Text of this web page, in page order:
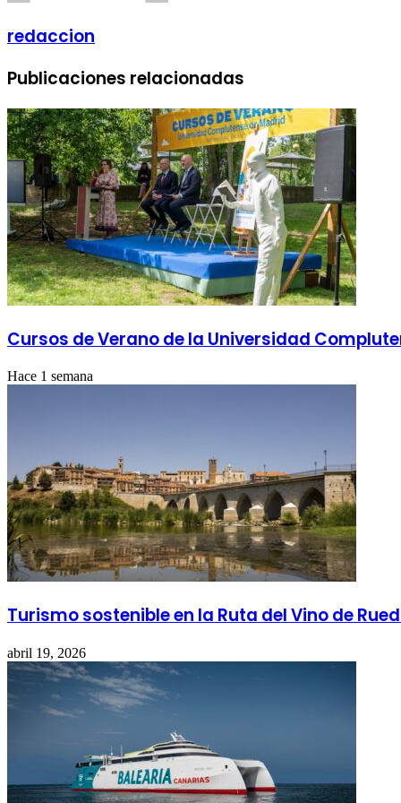
redaccion
Publicaciones relacionadas
Cursos de Verano de la Universidad
Hace 1 semana
Turismo sostenible en la Ruta del Vino de
abril 19, 2026